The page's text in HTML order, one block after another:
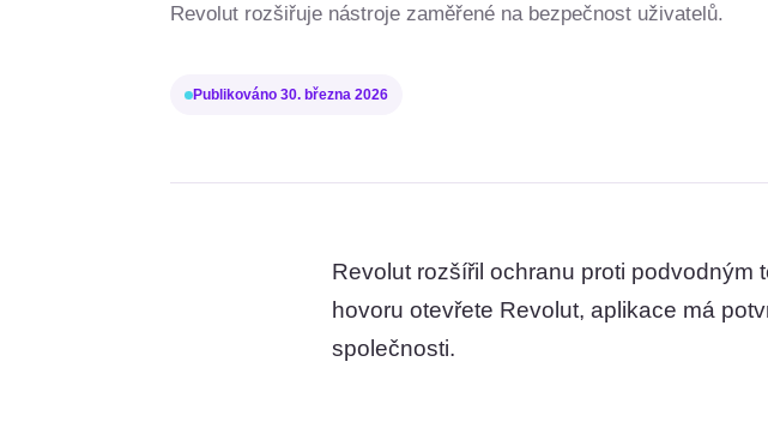
Revolut rozšiřuje nástroje zaměřené na bezpečnost uživatelů.
Publikováno 30. března 2026
Revolut rozšířil ochranu proti podvodným
hovoru otevřete Revolut, aplikace má
společnosti.